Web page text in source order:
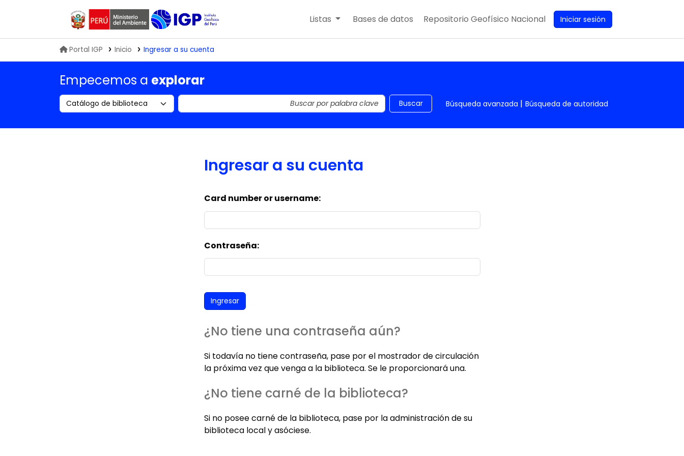
Biblioteca IGP
Listas Bases de datos Repositorio Geofísico Nacional Iniciar sesión
Portal IGP Inicio Ingresar a su cuenta
Empecemos a explorar
Search the catalog by: Buscar en el catálogo por palabra clave Buscar Búsqueda avanzada Búsqueda de autoridad
Ingresar a su cuenta
Card number or username:
Contraseña:
¿No tiene una contraseña aún?
Si todavía no tiene contraseña, pase por el mostrador de circulación
la próxima vez que venga a la biblioteca. Se le proporcionará una.
¿No tiene carné de la biblioteca?
Si no posee carné de la biblioteca, pase por la administración de su
biblioteca local y asóciese.